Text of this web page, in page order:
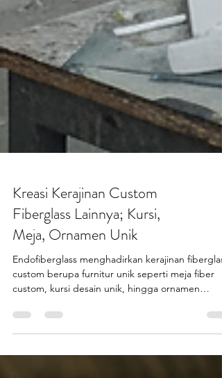
Kreasi Kerajinan Custom
Fiberglass Lainnya; Kursi,
Meja, Ornamen Unik
Endofiberglass menghadirkan kerajinan fiberglass
custom berupa furnitur unik seperti meja fiber
estetika ruang Anda.